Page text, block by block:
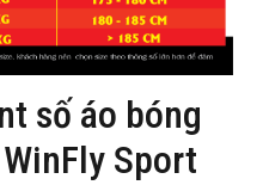
số áo bóng
Sport